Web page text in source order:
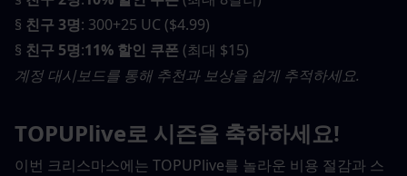
§ 친구 3명: 300+25 UC ($4.99)
§ 친구 5명:11% 할인 쿠폰 (최대 $15)
계정 대시보드를 통해 추천과 보상을 쉽게 추적하세요.
TOPUPlive로 시즌을 축하하세요!
이번 크리스마스에는 TOPUPlive를 놀라운 비용 절감과 스